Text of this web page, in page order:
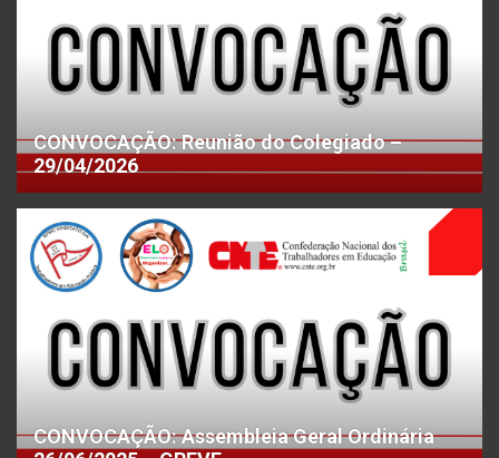
CONVOCAÇÃO: Reunião do Colegiado –
29/04/2026
CONVOCAÇÃO: Assembleia Geral Ordinária